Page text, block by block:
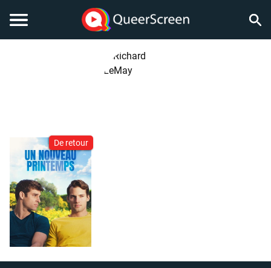
De retour